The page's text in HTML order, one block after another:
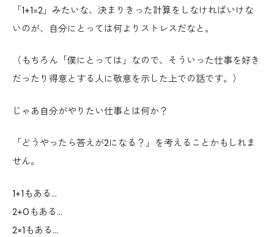
「1+1=2」みたいな、決まりきった計算をしなければいけな
いのが、自分にとっては何よりストレスだなと。
（もちろん「僕にとっては」なので、そういった仕事を好き
だったり得意とする人に敬意を示した上での話です。）
じゃあ自分がやりたい仕事とは何か？
「どうやったら答えが2になる？」を考えることかもしれま
せん。
1+1もある…
2+0もある…
2×1もある…